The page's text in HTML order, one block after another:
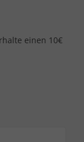
einen 10€